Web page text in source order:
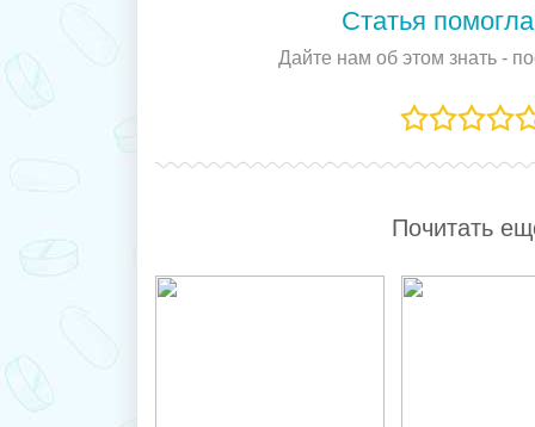
Статья
Дайте нам об этом знать -